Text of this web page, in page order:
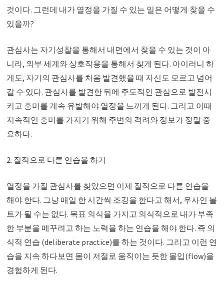
것이다. 그런데 내가 열정을 가질 수 있는 일은 어떻게 찾을 수
있을까?
관심사는 자기성찰을 통해서 내면에서 찾을 수 있는 것이 아
니라, 외부 세계와 상호작용을 통해서 찾게 된다. 아이러니 하
게도, 자기의 관심사를 처음 발견했을 때 자신도 모르고 넘어
갈 수 있다. 관심사를 발견한 뒤에 주도적인 관심으로 발전시
키고 흥미를 계속 유발해야 열정을 느끼게 된다. 그리고 이때
지속적인 흥미를 가지기 위해 주변의 격려와 정보가 정말 중
요하다.
2. 질적으로 다른 연습을 하기
열정을 가질 관심사를 찾았으면 이제 질적으로 다른 연습을
해야 한다. 그냥 매일 한 시간씩 조깅을 한다고 해서, 우사인 볼
트가 될 수는 없다. 목표 의식을 가지고 의식적으로 내가 부족
한 부분을 메꾸려고 하는 노력을 하는 연습을 해야 한다. 즉 의
식적 연습 (deliberate practice)를 하는 것이다. 그리고 이런 연
습을 지속 하다보면 몸이 저절로 움직이는 듯한 몰입(flow)을
경험하게 된다.